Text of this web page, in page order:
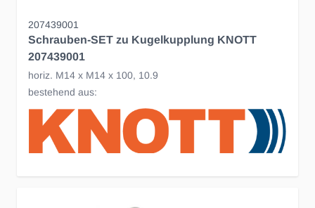
207439001
Schrauben-SET zu Kugelkupplung KNOTT
207439001
horiz. M14 x M14 x 100, 10.9
bestehend aus: